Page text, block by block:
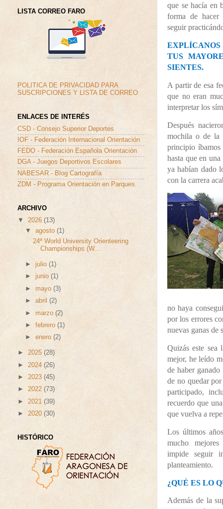
que se hacía en
forma de
seguir
TUS
SIENTES.
A partir de esa
que no eran
interpretar los
Después
mochila o de la
principio
hasta que en
ya habían dado
con la carrera
no haya
por los errores
nuevas ganas de
Quizás este sea
mejor, he leído
de haber
de no quedar
participado,
recuerdo que
que vuelva a
Los últimos
mucho
impide seguir
planteamiento.
¿QUÉ ES LO
Además de la
LISTA CORREO FARO
POLITICA DE PRIVACIDAD PARA
SUSCRIPCIONES Y LISTA DE CORREO
ENLACES DE INTERÉS
CSD - Consejo Superior Deportes
IOF - Federación Internacional Orientación
FEDO - Federación Española Orientación
DGA - Juegos Deportivos Escolares
NABESAR - Blog Cartografía
ZDM - Programa Orientación en Parques.
ARCHIVO
▼ 2026 (13)
▼agosto(1)
24ª World University Orienteering
Championships (W...
► julio(1)
►junio (1)
►mayo(3)
►abril (2)
► marzo (2)
►febrero(1)
►enero(2)
► 2025 (28)
► 2024 (26)
► 2023 (45)
► 2022 (73)
► 2021 (39)
► 2020 (30)
HISTÓRICO